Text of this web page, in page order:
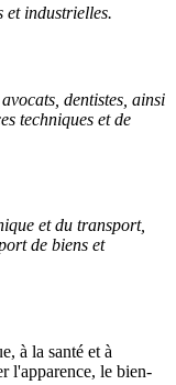
et industrielles.
dentistes, ainsi
techniques et de
et du transport,
de biens et
à la santé et à
l'apparence, le bien-